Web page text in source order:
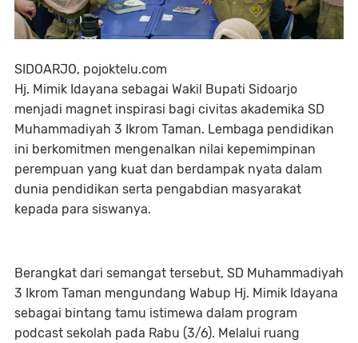
SIDOARJO, pojoktelu.com
Hj. Mimik Idayana sebagai Wakil Bupati Sidoarjo
menjadi magnet inspirasi bagi civitas akademika SD
Muhammadiyah 3 Ikrom Taman. Lembaga pendidikan
ini berkomitmen mengenalkan nilai kepemimpinan
perempuan yang kuat dan berdampak nyata dalam
dunia pendidikan serta pengabdian masyarakat
kepada para siswanya.
Berangkat dari semangat tersebut, SD Muhammadiyah
3 Ikrom Taman mengundang Wabup Hj. Mimik Idayana
sebagai bintang tamu istimewa dalam program
podcast sekolah pada Rabu (3/6). Melalui ruang